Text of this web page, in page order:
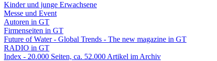
Kinder und junge Erwachsene
Messe und Event
Autoren in GT
Firmenseiten in GT
Future of Water - Global Trends - The new magazine in GT
RADIO in GT
Index - 20.000 Seiten, ca. 52.000 Artikel im Archiv